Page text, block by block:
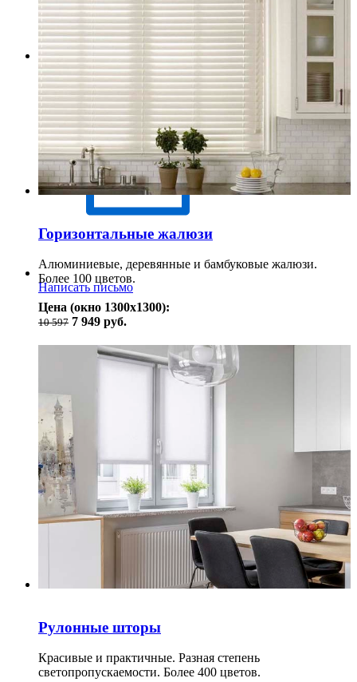
Написать в Макс
Написать письмо
Горизонтальные жалюзи
Алюминиевые, деревянные и бамбуковые жалюзи.
Более 100 цветов.
Цена (окно 1300х1300):
10 597 7 949 руб.
Рулонные шторы
Красивые и практичные. Разная степень
светопропускаемости. Более 400 цветов.